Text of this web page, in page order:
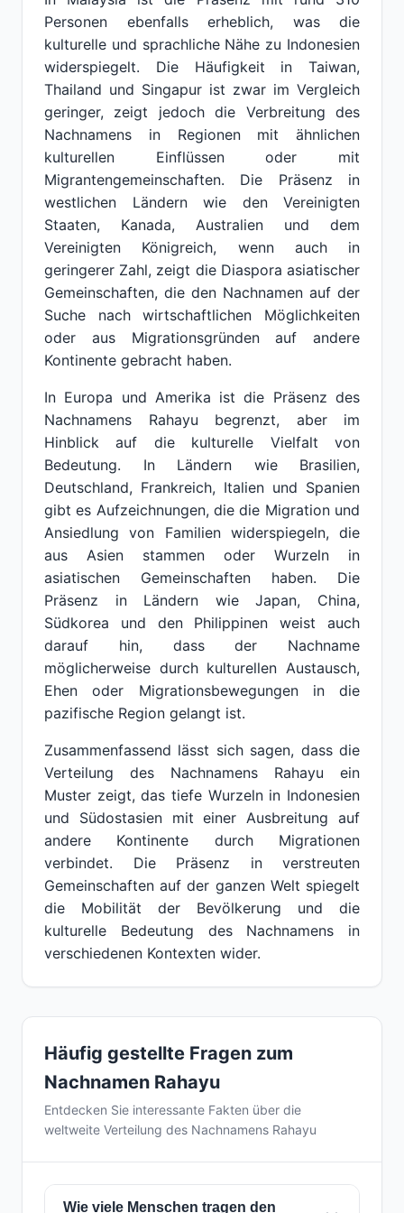
Personen ebenfalls erheblich, was die
kulturelle und sprachliche Nähe zu Indonesien
widerspiegelt. Die Häufigkeit in Taiwan,
Thailand und Singapur ist zwar im Vergleich
geringer, zeigt jedoch die Verbreitung des
Nachnamens in Regionen mit ähnlichen
kulturellen Einflüssen oder mit
Migrantengemeinschaften. Die Präsenz in
westlichen Ländern wie den Vereinigten
Staaten, Kanada, Australien und dem
Vereinigten Königreich, wenn auch in
geringerer Zahl, zeigt die Diaspora asiatischer
Gemeinschaften, die den Nachnamen auf der
Suche nach wirtschaftlichen Möglichkeiten
oder aus Migrationsgründen auf andere
Kontinente gebracht haben.
In Europa und Amerika ist die Präsenz des
Nachnamens Rahayu begrenzt, aber im
Hinblick auf die kulturelle Vielfalt von
Bedeutung. In Ländern wie Brasilien,
Deutschland, Frankreich, Italien und Spanien
gibt es Aufzeichnungen, die die Migration und
Ansiedlung von Familien widerspiegeln, die
aus Asien stammen oder Wurzeln in
asiatischen Gemeinschaften haben. Die
Präsenz in Ländern wie Japan, China,
Südkorea und den Philippinen weist auch
darauf hin, dass der Nachname
möglicherweise durch kulturellen Austausch,
Ehen oder Migrationsbewegungen in die
pazifische Region gelangt ist.
Zusammenfassend lässt sich sagen, dass die
Verteilung des Nachnamens Rahayu ein
Muster zeigt, das tiefe Wurzeln in Indonesien
und Südostasien mit einer Ausbreitung auf
andere Kontinente durch Migrationen
verbindet. Die Präsenz in verstreuten
Gemeinschaften auf der ganzen Welt spiegelt
die Mobilität der Bevölkerung und die
kulturelle Bedeutung des Nachnamens in
verschiedenen Kontexten wider.
Häufig gestellte Fragen zum
Nachnamen Rahayu
Entdecken Sie interessante Fakten über die
weltweite Verteilung des Nachnamens Rahayu
Wie viele Menschen tragen den